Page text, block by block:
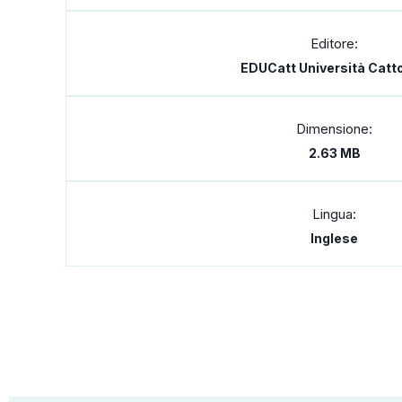
Editore:
EDUCatt Università
Dimensione:
2.63 MB
Lingua:
Inglese